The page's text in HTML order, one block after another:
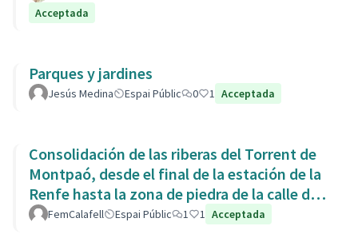
Acceptada
Parques y jardines
Jesús Medina Espai Públic 0 1 Acceptada
Consolidación de las riberas del Torrent de
Montpaó, desde el final de la estación de la
Renfe hasta la zona de piedra de la calle de
L’Estany.
FemCalafell Espai Públic 1 1 Acceptada